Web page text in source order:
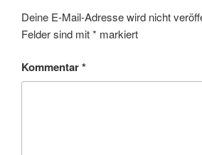
Deine E-Mail-Adresse wird nicht
Felder sind mit* markiert
Kommentar*